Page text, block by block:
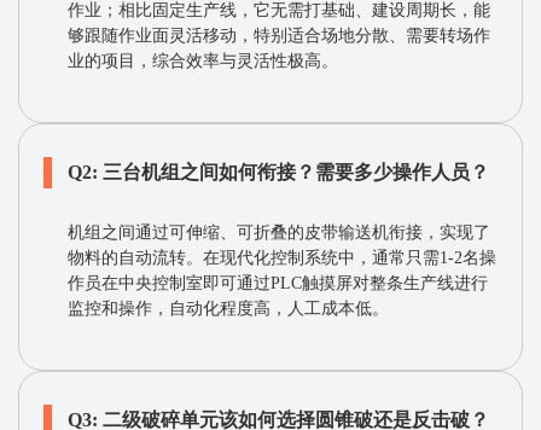
作业；相比固定生产线，它无需打基础、建设周期长，能
够跟随作业面灵活移动，特别适合场地分散、需要转场作
业的项目，综合效率与灵活性极高。
Q2: 三台机组之间如何衔接？需要多少操作人员？
机组之间通过​​可伸缩、可折叠的皮带输送机​​衔接，实现了
物料的自动流转。在现代化控制系统中，通常只需​​1-2名​​操
作员在中央控制室即可通过PLC触摸屏对整条生产线进行
监控和操作，自动化程度高，人工成本低。
Q3: 二级破碎单元该如何选择圆锥破还是反击破？